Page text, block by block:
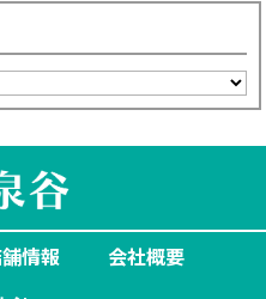
情報
会社概要